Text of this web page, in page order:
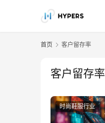
首页 客户留存率
客户留存率
时尚鞋服行业